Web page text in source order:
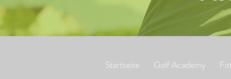
Startseite Golf Academy